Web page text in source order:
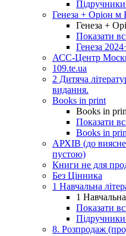
Підручники
Генеза + Оріон м
Генеза +
Показати
Генеза
АСС-Центр
109.te.ua
2 Дитяча
видання.
Books in print
Books in
Показати
Books in
АРХІВ (до
пустою)
Книги не для
Без Цінника
1 Навчальна
1 Навчальна
Показати
Підручники
8. Розпродаж